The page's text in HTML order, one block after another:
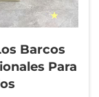
Barcos
Para